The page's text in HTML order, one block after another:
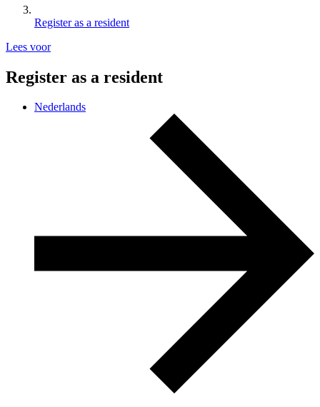
Register as a resident
Lees voor
Register as a resident
Nederlands